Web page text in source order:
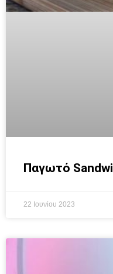
Παγωτό
22 Ιουνίου 2023